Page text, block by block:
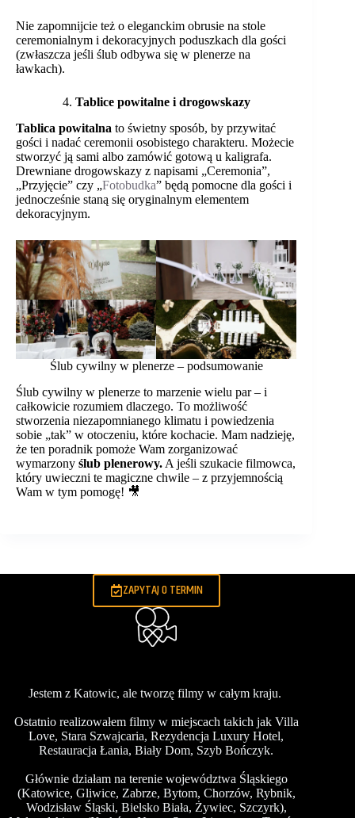
Nie zapomnijcie też o eleganckim obrusie na stole
ceremonialnym i dekoracyjnych poduszkach dla gości
(zwłaszcza jeśli ślub odbywa się w plenerze na
ławkach).
4. Tablice powitalne i drogowskazy
Tablica powitalna to świetny sposób, by przywitać
gości i nadać ceremonii osobistego charakteru. Możecie
stworzyć ją sami albo zamówić gotową u kaligrafa.
Drewniane drogowskazy z napisami „Ceremonia”,
„Przyjęcie” czy „Fotobudka” będą pomocne dla gości i
jednocześnie staną się oryginalnym elementem
dekoracyjnym.
Ślub cywilny w plenerze – podsumowanie
Ślub cywilny w plenerze to marzenie wielu par – i
całkowicie rozumiem dlaczego. To możliwość
stworzenia niezapomnianego klimatu i powiedzenia
sobie „tak” w otoczeniu, które kochacie. Mam nadzieję,
że ten poradnik pomoże Wam zorganizować
wymarzony ślub plenerowy. A jeśli szukacie filmowca,
który uwieczni te magiczne chwile – z przyjemnością
Wam w tym pomogę! 🎥
ZAPYTAJ O TERMIN
Jestem z Katowic, ale tworzę filmy w całym kraju.
Ostatnio realizowałem filmy w miejscach takich jak Villa
Love, Stara Szwajcaria,Rezydencja Luxury Hotel,
Restauracja Łania,Biały Dom, Szyb Bończyk.
Głównie działam na terenie województwa Śląskiego
(Katowice, Gliwice, Zabrze, Bytom, Chorzów, Rybnik,
Wodzisław Śląski, Bielsko Biała, Żywiec, Szczyrk),